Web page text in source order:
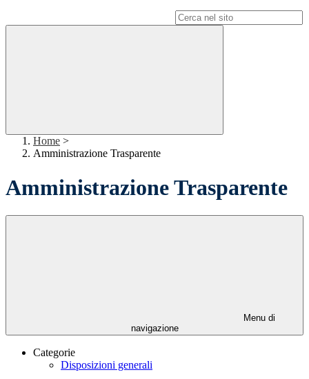
Home >
Amministrazione Trasparente
Amministrazione Trasparente
Menu di
navigazione
Categorie
Disposizioni generali